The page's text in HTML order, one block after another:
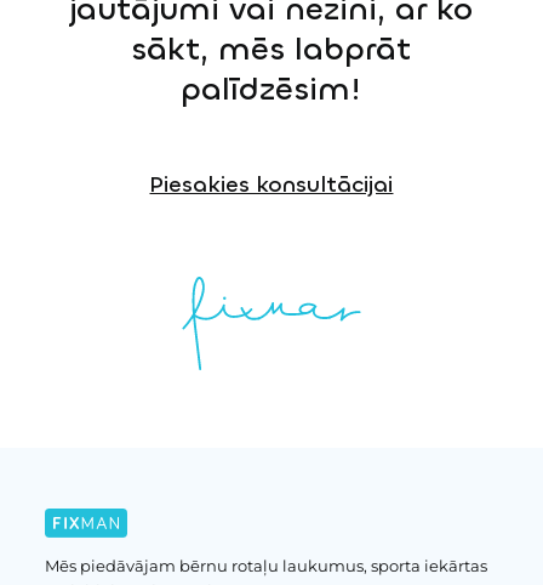
jautājumi vai nezini, ar ko
sākt, mēs labprāt
palīdzēsim!
Piesakies konsultācijai
Mēs piedāvājam bērnu rotaļu laukumus, sporta iekārtas